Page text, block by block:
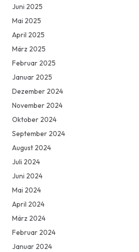
Juni 2025
Mai 2025
April 2025
März 2025
Februar 2025
Januar 2025
Dezember 2024
November 2024
Oktober 2024
September 2024
August 2024
Juli 2024
Juni 2024
Mai 2024
April 2024
März 2024
Februar 2024
Januar 2024